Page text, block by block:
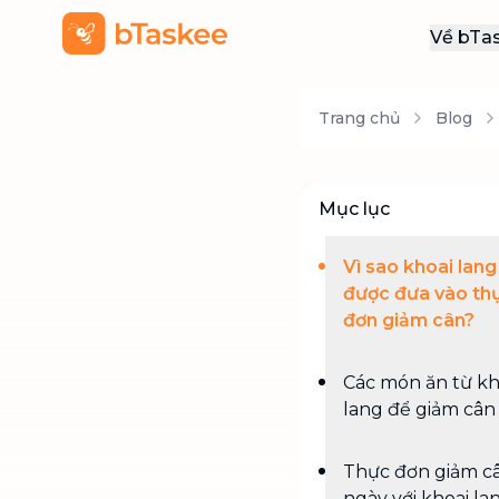
Về
Trang chủ Blog
Mục lục
Vì sao khoai lang
được đưa vào
đơn giảm cân?
Các món ăn từ
lang để giảm cân
Thực đơn giảm